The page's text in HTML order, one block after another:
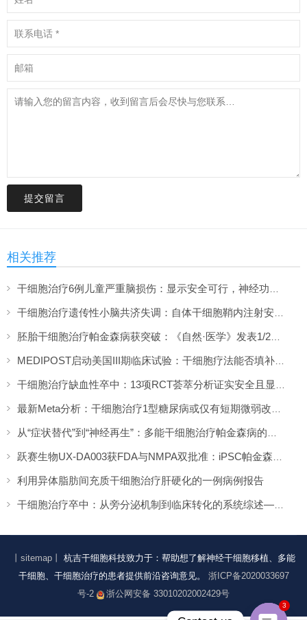
提交留言
相关推荐
利用异体脂肪间充质干细胞治疗肝硬化的一例病例报告
丨sitemap丨
杭吉干细胞科技致力于：帮助想了解神经干细胞移植、多能
干细胞、干细胞治疗的患者提供前沿咨询意见。 浙ICP备2020033697
号-2
浙公网安备 33010202002429号